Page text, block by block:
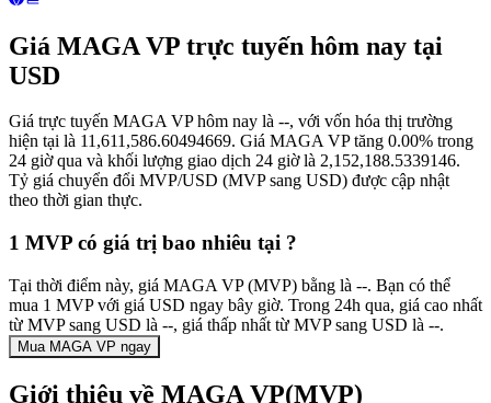
Giá MAGA VP trực tuyến hôm nay tại
USD
Giá trực tuyến MAGA VP hôm nay là --, với vốn hóa thị trường
hiện tại là 11,611,586.60494669. Giá MAGA VP tăng 0.00% trong
24 giờ qua và khối lượng giao dịch 24 giờ là 2,152,188.5339146.
Tỷ giá chuyển đổi MVP/USD (MVP sang USD) được cập nhật
theo thời gian thực.
1 MVP có giá trị bao nhiêu tại ?
Tại thời điểm này, giá MAGA VP (MVP) bằng là --. Bạn có thể
mua 1 MVP với giá USD ngay bây giờ. Trong 24h qua, giá cao nhất
từ MVP sang USD là --, giá thấp nhất từ MVP sang USD là --.
Mua MAGA VP ngay
Giới thiệu về MAGA VP(MVP)